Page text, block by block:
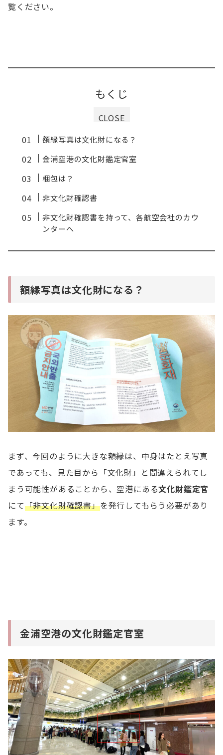
覧ください。
CLOSE
もくじ
額縁写真は文化財になる？
金浦空港の文化財鑑定官室
梱包は？
非文化財確認書
非文化財確認書を持って、各航空会社のカウ
ンターへ
額縁写真は文化財になる？
まず、今回のように大きな額縁は、中身はたとえ写真
であっても、見た目から「文化財」と間違えられてし
まう可能性があることから、空港にある文化財鑑定官
にて「非文化財確認書」を発行してもらう必要があり
ます。
金浦空港の文化財鑑定官室